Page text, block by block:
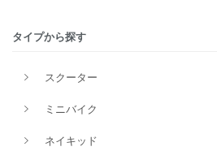
タイプから探す
スクーター
ミニバイク
ネイキッド
価格